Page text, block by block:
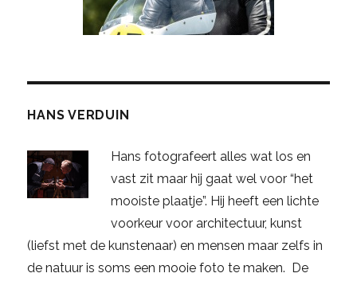
HANS VERDUIN
Hans fotografeert alles wat los en
vast zit maar hij gaat wel voor “het
mooiste plaatje”. Hij heeft een lichte
voorkeur voor architectuur, kunst
(liefst met de kunstenaar) en mensen maar zelfs in
de natuur is soms een mooie foto te maken. De